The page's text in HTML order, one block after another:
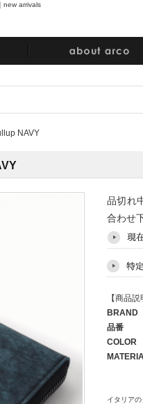
new arrivals
NAVY
品切れ
合わせ
【商品説
BRAND
品番
COLOR
イタリア